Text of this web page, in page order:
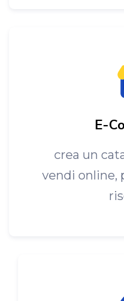
E-
crea un
vendi online,